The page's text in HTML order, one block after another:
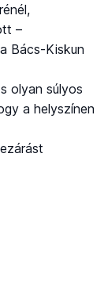
–
a Bács-Kiskun
olyan súlyos
a helyszínen